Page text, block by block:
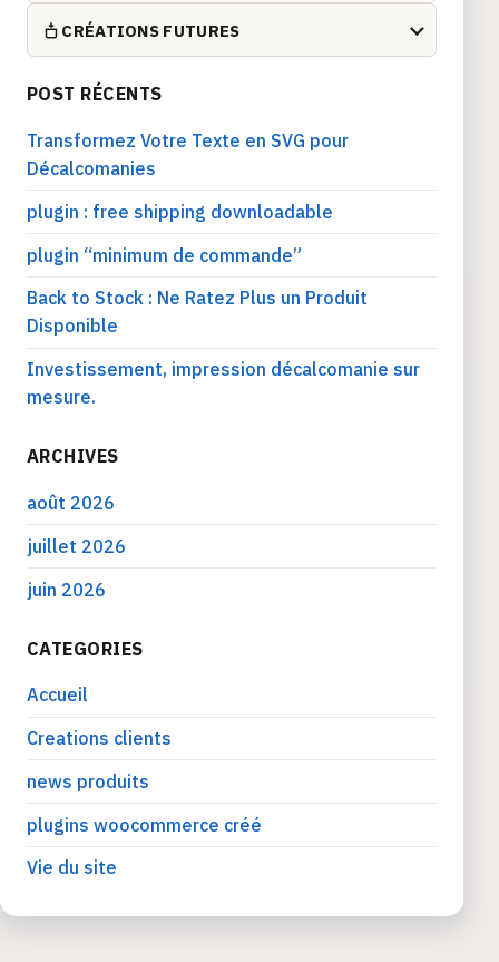
CRÉATIONS FUTURES
POST RÉCENTS
Transformez Votre Texte en SVG pour
Décalcomanies
plugin : free shipping downloadable
plugin “minimum de commande”
Back to Stock : Ne Ratez Plus un Produit
Disponible
Investissement, impression décalcomanie sur
mesure.
ARCHIVES
août 2026
juillet 2026
juin 2026
CATEGORIES
Accueil
Creations clients
news produits
plugins woocommerce créé
Vie du site